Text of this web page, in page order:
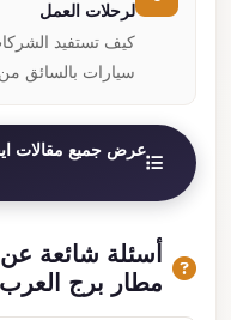
لرحلات العمل
كيف تستفيد
سيارات بالسائق من
عرض جميع مقالات
أسئلة شائعة عن
مطار برج العرب